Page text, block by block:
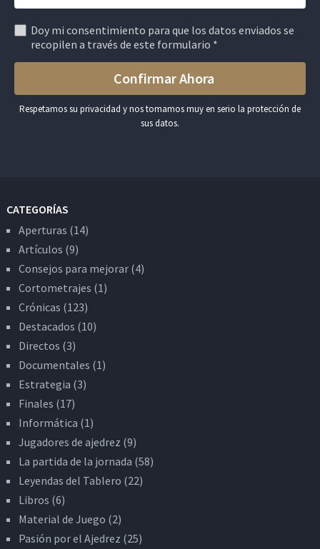
Doy mi consentimiento para que los datos enviados se
recopilen a través de este formulario *
Respetamos su privacidad y nos tomamos muy en serio la protección de
sus datos.
CATEGORÍAS
Aperturas (14)
Artículos (9)
Consejos para mejorar(4)
Cortometrajes (1)
Crónicas (123)
Destacados (10)
Directos (3)
Documentales (1)
Estrategia (3)
Finales (17)
Informática (1)
Jugadores de ajedrez (9)
La partida de la jornada (58)
Leyendas del Tablero (22)
Libros (6)
Material de Juego (2)
Pasión por el Ajedrez (25)